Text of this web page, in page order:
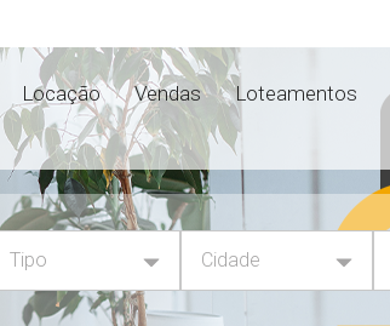
Locação Vendas Loteamentos
Tipo Cidade